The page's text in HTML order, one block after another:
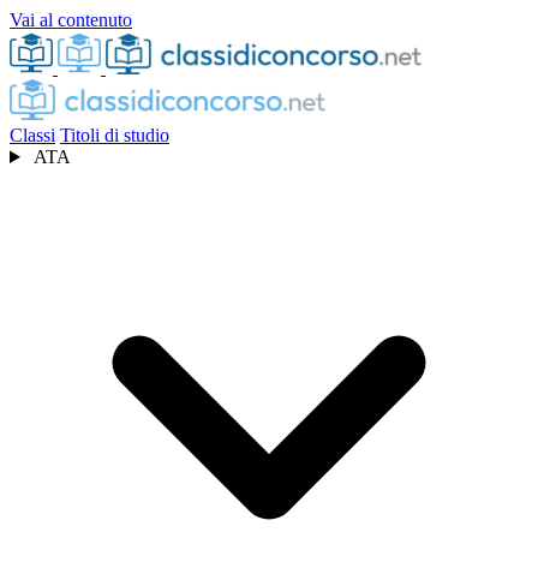
Vai al contenuto
Classi Titoli di studio
ATA